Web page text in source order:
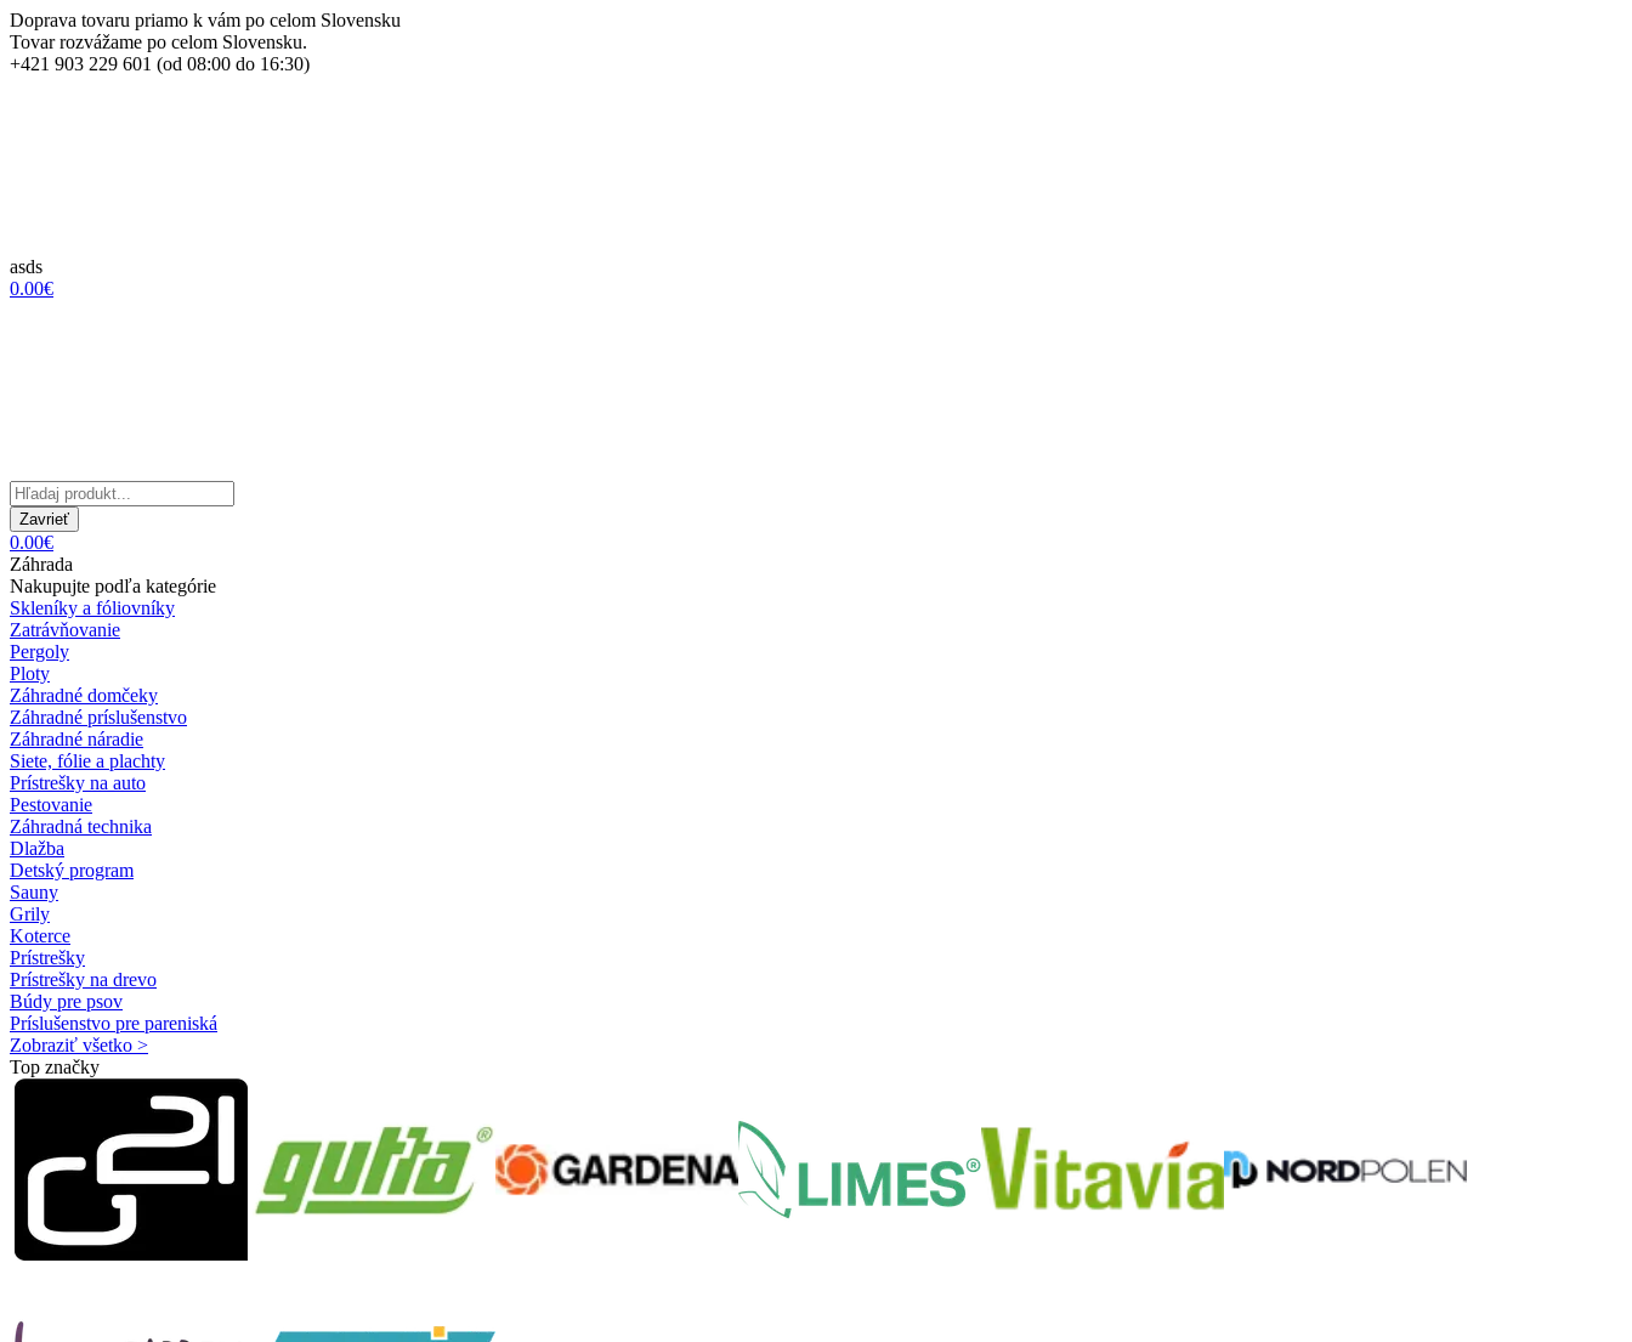
Doprava tovaru priamo k vám po celom Slovensku
Tovar rozvážame po celom Slovensku.
+421 903 229 601 (od 08:00 do 16:30)
asds
0.00€
Zavrieť
0.00€
Záhrada
Nakupujte podľa kategórie
Skleníky a fóliovníky
Zatrávňovanie
Pergoly
Ploty
Záhradné domčeky
Záhradné príslušenstvo
Záhradné náradie
Siete, fólie a plachty
Prístrešky na auto
Pestovanie
Záhradná technika
Dlažba
Detský program
Sauny
Grily
Koterce
Prístrešky
Prístrešky na drevo
Búdy pre psov
Príslušenstvo pre pareniská
Zobraziť všetko >
Top značky